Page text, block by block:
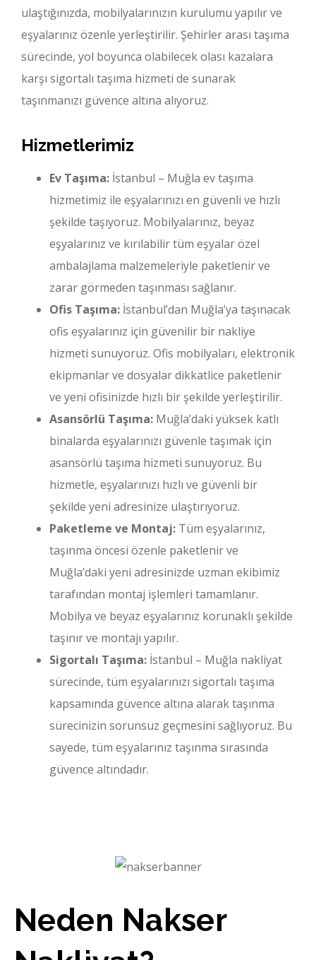
ulaştığınızda, mobilyalarınızın kurulumu yapılır ve
eşyalarınız özenle yerleştirilir. Şehirler arası taşıma
sürecinde, yol boyunca olabilecek olası kazalara
karşı sigortalı taşıma hizmeti de sunarak
taşınmanızı güvence altına alıyoruz.
Hizmetlerimiz
Ev Taşıma: İstanbul – Muğla ev taşıma
hizmetimiz ile eşyalarınızı en güvenli ve hızlı
şekilde taşıyoruz. Mobilyalarınız, beyaz
eşyalarınız ve kırılabilir tüm eşyalar özel
ambalajlama malzemeleriyle paketlenir ve
zarar görmeden taşınması sağlanır.
Ofis Taşıma: İstanbul’dan Muğla’ya taşınacak
ofis eşyalarınız için güvenilir bir nakliye
hizmeti sunuyoruz. Ofis mobilyaları, elektronik
ekipmanlar ve dosyalar dikkatlice paketlenir
ve yeni ofisinizde hızlı bir şekilde yerleştirilir.
Asansörlü Taşıma: Muğla’daki yüksek katlı
binalarda eşyalarınızı güvenle taşımak için
asansörlü taşıma hizmeti sunuyoruz. Bu
hizmetle, eşyalarınızı hızlı ve güvenli bir
şekilde yeni adresinize ulaştırıyoruz.
Paketleme ve Montaj: Tüm eşyalarınız,
taşınma öncesi özenle paketlenir ve
Muğla’daki yeni adresinizde uzman ekibimiz
tarafından montaj işlemleri tamamlanır.
Mobilya ve beyaz eşyalarınız korunaklı şekilde
taşınır ve montajı yapılır.
Sigortalı Taşıma: İstanbul – Muğla nakliyat
sürecinde, tüm eşyalarınızı sigortalı taşıma
kapsamında güvence altına alarak taşınma
sürecinizin sorunsuz geçmesini sağlıyoruz. Bu
sayede, tüm eşyalarınız taşınma sırasında
güvence altındadır.
Neden Nakser